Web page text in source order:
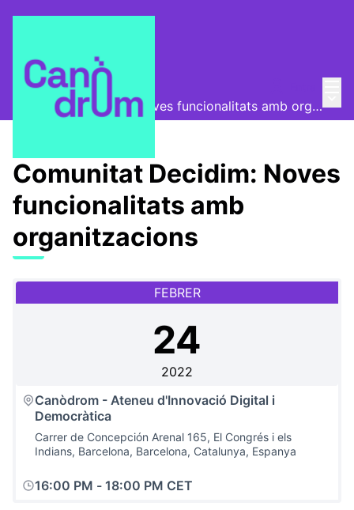
Canòdrom Obert
Comunitat Decidim: Noves funcionalitats amb organitzacions
Comunitat Decidim: Noves
funcionalitats amb
organitzacions
FEBRER
24
2022
Canòdrom - Ateneu d'Innovació Digital i
Democràtica
Carrer de Concepción Arenal 165, El Congrés i els
Indians, Barcelona, Barcelona, Catalunya, Espanya
16:00 PM - 18:00 PM CET